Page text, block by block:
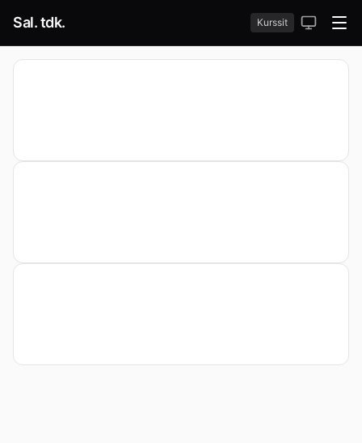
Sal. tdk. Kurssit